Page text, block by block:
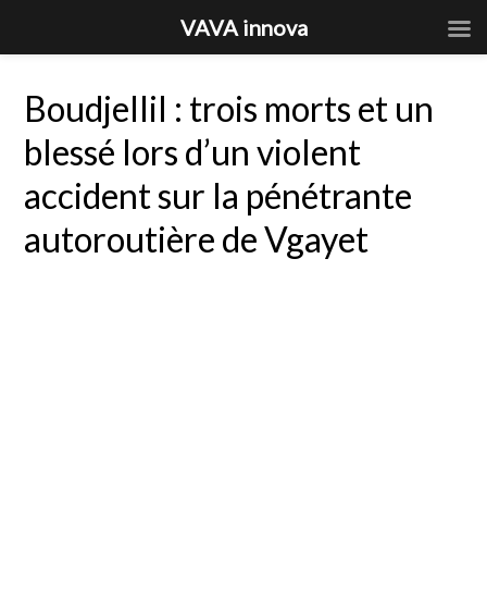
Boudjellil : trois morts et un
blessé lors d’un violent
accident sur la pénétrante
autoroutière de Vgayet
VAVA innova